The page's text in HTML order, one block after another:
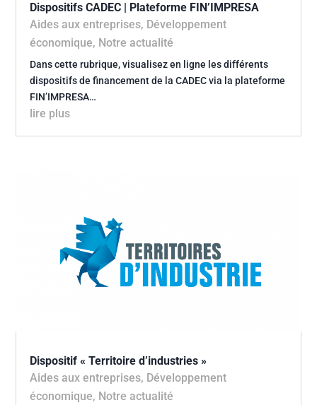
Dispositifs CADEC | Plateforme FIN’IMPRESA
Aides aux entreprises, Développement
économique, Notre actualité
Dans cette rubrique, visualisez en ligne les différents
dispositifs de financement de la CADEC via la plateforme
FIN’IMPRESA…
lire plus
Dispositif « Territoire d’industries »
Aides aux entreprises, Développement
économique, Notre actualité